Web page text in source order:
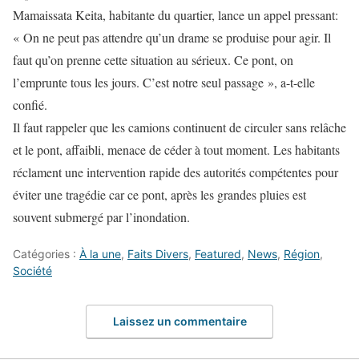
Mamaissata Keita, habitante du quartier, lance un appel pressant:
« On ne peut pas attendre qu’un drame se produise pour agir. Il
faut qu’on prenne cette situation au sérieux. Ce pont, on
l’emprunte tous les jours. C’est notre seul passage », a-t-elle
confié.
Il faut rappeler que les camions continuent de circuler sans relâche
et le pont, affaibli, menace de céder à tout moment. Les habitants
réclament une intervention rapide des autorités compétentes pour
éviter une tragédie car ce pont, après les grandes pluies est
souvent submergé par l’inondation.
Catégories : À la une, Faits Divers, Featured, News, Région,
Société
Laissez un commentaire